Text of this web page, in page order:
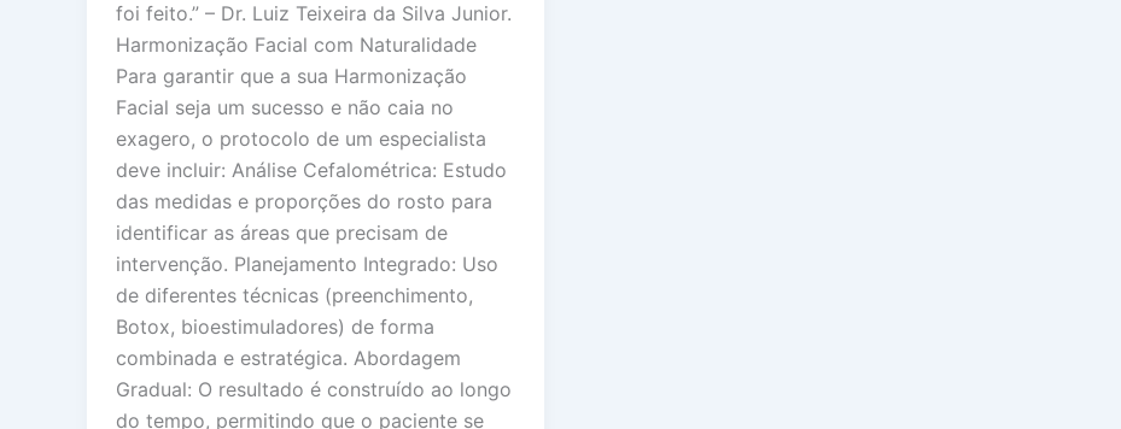
foi feito.” – Dr. Luiz Teixeira da Silva Junior.
Harmonização Facial com Naturalidade
Para garantir que a sua Harmonização
Facial seja um sucesso e não caia no
exagero, o protocolo de um especialista
deve incluir: Análise Cefalométrica: Estudo
das medidas e proporções do rosto para
identificar as áreas que precisam de
intervenção. Planejamento Integrado: Uso
de diferentes técnicas (preenchimento,
Botox, bioestimuladores) de forma
combinada e estratégica. Abordagem
Gradual: O resultado é construído ao longo
do tempo, permitindo que o paciente se